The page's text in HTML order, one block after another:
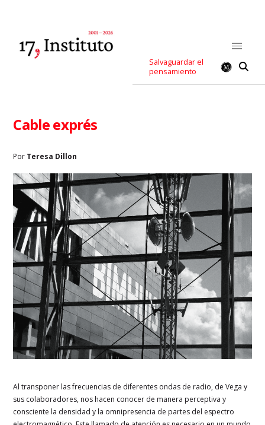
Salvaguardar el
pensamiento
Cable exprés
Por Teresa Dillon
Al transponer las frecuencias de diferentes ondas de radio, de Vega y
sus colaboradores, nos hacen conocer de manera perceptiva y
consciente la densidad y la omnipresencia de partes del espectro